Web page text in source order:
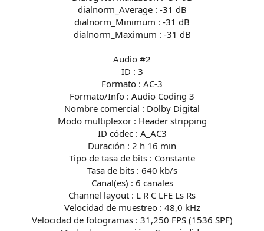
dialnorm_Average : -31 dB
dialnorm_Minimum : -31 dB
dialnorm_Maximum : -31 dB
Audio #2
ID : 3
Formato : AC-3
Formato/Info : Audio Coding 3
Nombre comercial : Dolby Digital
Modo multiplexor : Header stripping
ID códec : A_AC3
Duración : 2 h 16 min
Tipo de tasa de bits : Constante
Tasa de bits : 640 kb/s
Canal(es) : 6 canales
Channel layout : L R C LFE Ls Rs
Velocidad de muestreo : 48,0 kHz
Velocidad de fotogramas : 31,250 FPS (1536 SPF)